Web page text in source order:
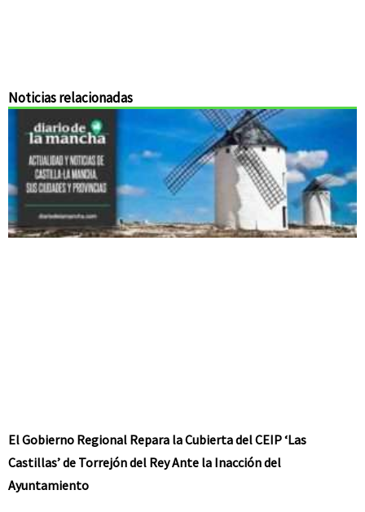
Noticias relacionadas
El Gobierno Regional Repara la Cubierta del CEIP ‘Las
Castillas’ de Torrejón del Rey Ante la Inacción del
Ayuntamiento